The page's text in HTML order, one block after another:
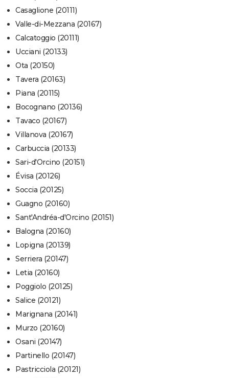
Casaglione (20111)
Valle-di-Mezzana (20167)
Calcatoggio (20111)
Ucciani (20133)
Ota (20150)
Tavera (20163)
Piana (20115)
Bocognano (20136)
Tavaco (20167)
Villanova (20167)
Carbuccia (20133)
Sari-d'Orcino (20151)
Évisa (20126)
Soccia (20125)
Guagno (20160)
Sant'Andréa-d'Orcino (20151)
Balogna (20160)
Lopigna (20139)
Serriera (20147)
Letia (20160)
Poggiolo (20125)
Salice (20121)
Marignana (20141)
Murzo (20160)
Osani (20147)
Partinello (20147)
Pastricciola (20121)